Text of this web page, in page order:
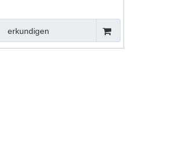
erkundigen